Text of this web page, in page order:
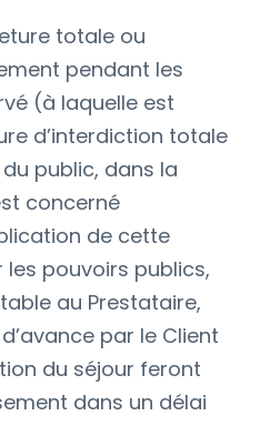
totale ou
pendant les
(à laquelle est
d’interdiction totale
public, dans la
concerné
de cette
pouvoirs publics,
au Prestataire,
par le Client
du séjour feront
dans un délai